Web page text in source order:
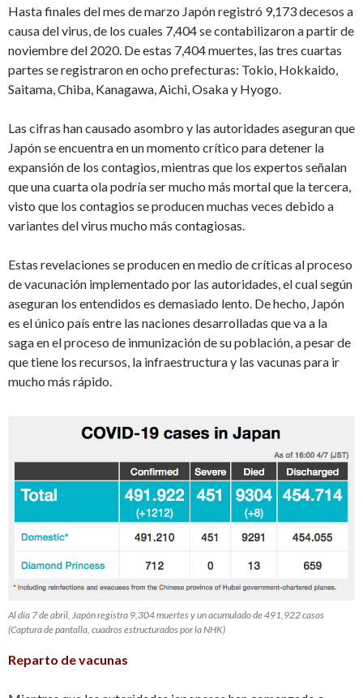
Hasta finales del mes de marzo Japón registró 9,173 decesos a
causa del virus, de los cuales 7,404 se contabilizaron a partir de
noviembre del 2020. De estas 7,404 muertes, las tres cuartas
partes se registraron en ocho prefecturas: Tokio, Hokkaido,
Saitama, Chiba, Kanagawa, Aichi, Osaka y Hyogo.
Las cifras han causado asombro y las autoridades aseguran que
Japón se encuentra en un momento crítico para detener la
expansión de los contagios, mientras que los expertos señalan
que una cuarta ola podría ser mucho más mortal que la tercera,
visto que los contagios se producen muchas veces debido a
variantes del virus mucho más contagiosas.
Estas revelaciones se producen en medio de críticas al proceso
de vacunación implementado por las autoridades, el cual según
aseguran los entendidos es demasiado lento. De hecho, Japón
es el único país entre las naciones desarrolladas que va a la
saga en el proceso de inmunización de su población, a pesar de
que tiene los recursos, la infraestructura y las vacunas para ir
mucho más rápido.
Al día 7 de abril, Japón registra 9,304 muertes y un acumulado de 491,922 casos
(Captura de pantalla, cuadros estructurados por la NHK)
Reparto de vacunas